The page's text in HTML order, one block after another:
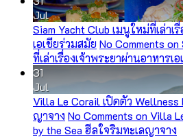
Jul
Siam Yacht Club เมนูใหม่ที่เล่าเ
เอเชียร่วมสมัยNo Comments on
ที่เล่าเรื่องเจ้าพระยาผ่านอาหารเ
31
Jul
Villa Le Corail เปิดตัว Wellness
ญาจางNo Comments on Villa
by the Sea ฮีลใจริมทะเลญาจาง